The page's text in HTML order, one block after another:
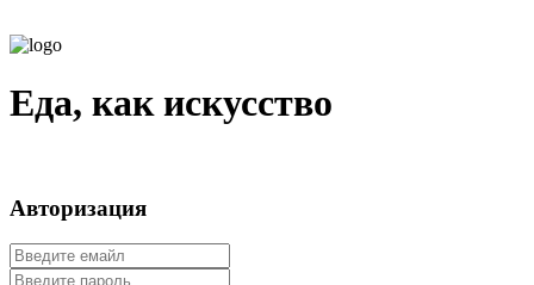
Еда, как искусство
Авторизация